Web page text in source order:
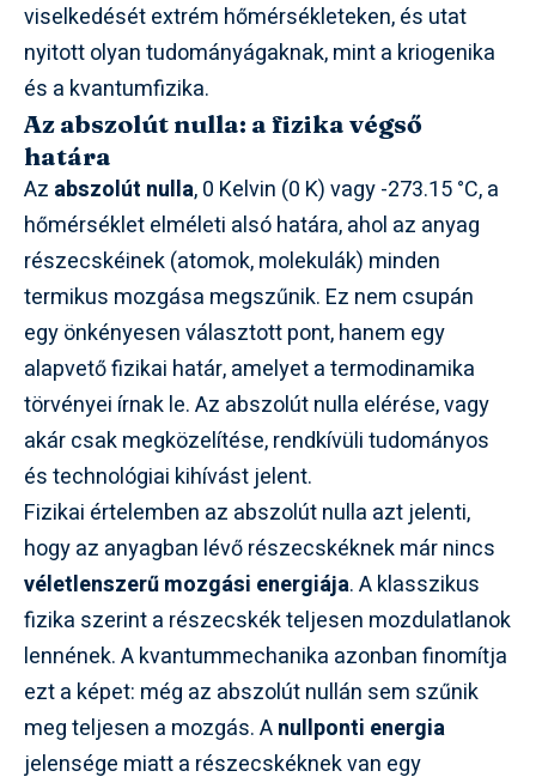
viselkedését extrém hőmérsékleteken, és utat
nyitott olyan tudományágaknak, mint a kriogenika
és a kvantumfizika.
Az abszolút nulla: a fizika végső
határa
Az abszolút nulla, 0 Kelvin (0 K) vagy -273.15 °C, a
hőmérséklet elméleti alsó határa, ahol az anyag
részecskéinek (atomok, molekulák) minden
termikus mozgása megszűnik. Ez nem csupán
egy önkényesen választott pont, hanem egy
alapvető fizikai határ, amelyet a termodinamika
törvényei írnak le. Az abszolút nulla elérése, vagy
akár csak megközelítése, rendkívüli tudományos
és technológiai kihívást jelent.
Fizikai értelemben az abszolút nulla azt jelenti,
hogy az anyagban lévő részecskéknek már nincs
véletlenszerű mozgási energiája. A klasszikus
fizika szerint a részecskék teljesen mozdulatlanok
lennének. A kvantummechanika azonban finomítja
ezt a képet: még az abszolút nullán sem szűnik
meg teljesen a mozgás. Anullponti energia
jelensége miatt a részecskéknek van egy